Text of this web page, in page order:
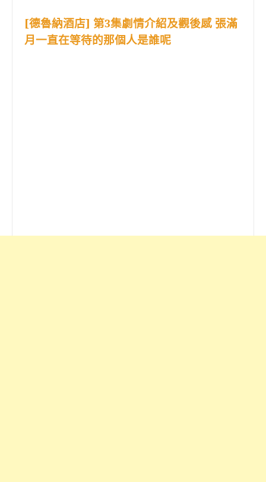
[德魯納酒店] 第3集劇情介紹及觀後感 張滿
月一直在等待的那個人是誰呢